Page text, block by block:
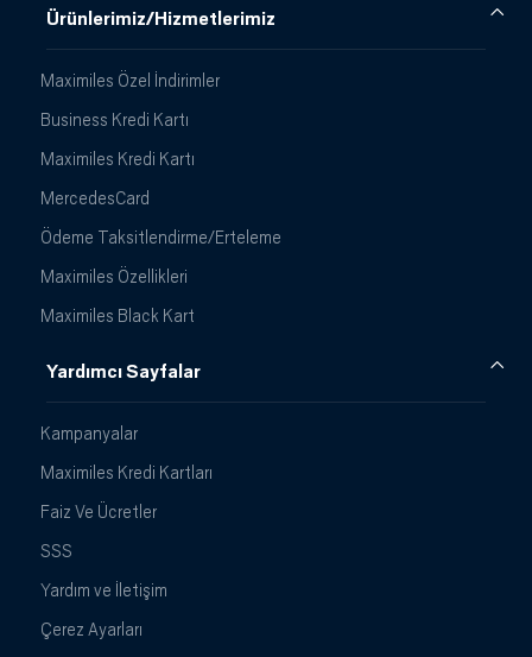
Ürünlerimiz/Hizmetlerimiz
Maximiles Özel İndirimler
Business Kredi Kartı
Maximiles Kredi Kartı
MercedesCard
Ödeme Taksitlendirme/Erteleme
Maximiles Özellikleri
Maximiles Black Kart
Yardımcı Sayfalar
Kampanyalar
Maximiles Kredi Kartları
Faiz Ve Ücretler
SSS
Yardım ve İletişim
Çerez Ayarları